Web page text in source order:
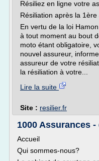
Résiliez en ligne votre
Résiliation après la 1ère
En vertu de la loi
à tout moment au bout
moto étant obligatoire,
nouvel assureur,
assureur de votre
la résiliation à votre...
Lire la suite
Site : resilier.fr
1000 Assurances
Accueil
Qui sommes-nous?